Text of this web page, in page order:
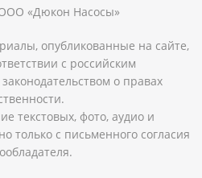
«Дюкон Насосы»
опубликованные на сайте,
с российским
о правах
текстовых, фото, аудио и
только с письменного согласия